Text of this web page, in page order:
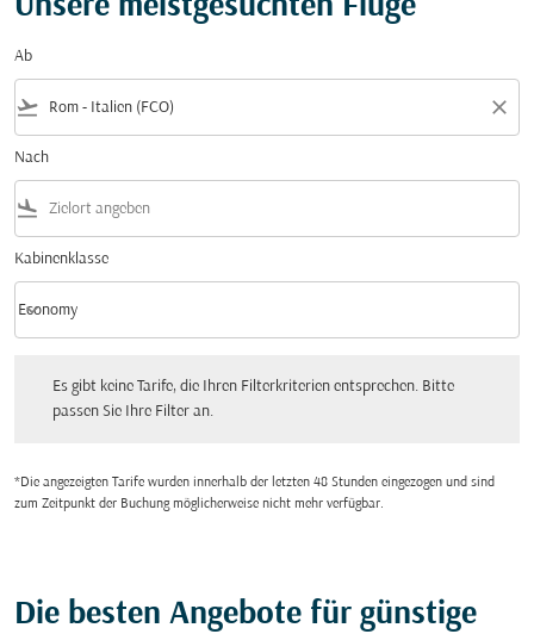
Unsere meistgesuchten Flüge
Ab
flight_takeoff close
Nach
flight_land
Kabinenklasse
Kabinenklasse option Economy Selected
Economy
keyboard_arrow_down
Es gibt keine Tarife, die Ihren Filterkriterien entsprechen. Bitte
passen Sie Ihre Filter an.
*Die angezeigten Tarife wurden innerhalb der letzten 48 Stunden eingezogen und sind
zum Zeitpunkt der Buchung möglicherweise nicht mehr verfügbar.
Die besten Angebote für günstige